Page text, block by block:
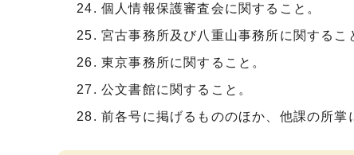
個人情報保護審査会に関すること。
宮古事務所及び八重山事務所に関するこ
東京事務所に関すること。
公文書館に関すること。
前各号に掲げるもののほか、他課の所掌